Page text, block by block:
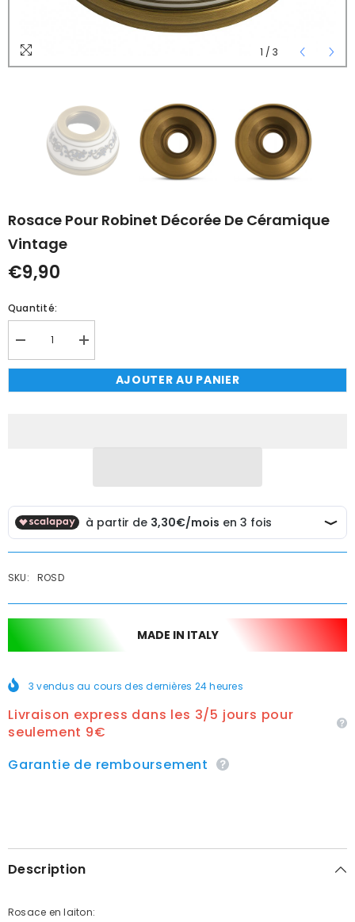
1 / 3
Rosace Pour Robinet Décorée De Céramique
Vintage
€9,90
Quantité:
Réduire
la
quantité
Rosace
Augmenter
la
quantité
Rosace
AJOUTER AU PANIER
SKU: ROSD
MADE IN ITALY
3 vendus au cours des dernières 24heures
Livraison express dans les 3/5 jours pour
seulement 9€
Garantie de remboursement
Description
Rosace en laiton: